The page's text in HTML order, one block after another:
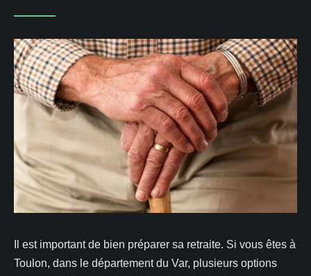
Il est important de bien préparer sa retraite. Si vous êtes à
Toulon, dans le département du Var, plusieurs options